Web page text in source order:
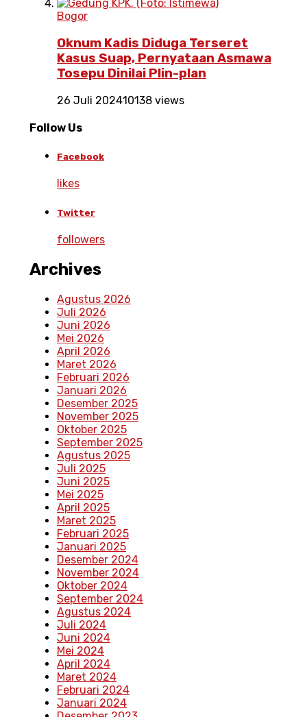
Bogor
Oknum Kadis Diduga Terseret
Kasus Suap, Pernyataan Asmawa
Tosepu Dinilai Plin-plan
26 Juli 202410138 views
Follow Us
Facebook
likes
Twitter
followers
Archives
Agustus 2026
Juli 2026
Juni 2026
Mei 2026
April 2026
Maret 2026
Februari 2026
Januari 2026
Desember 2025
November 2025
Oktober 2025
September 2025
Agustus 2025
Juli 2025
Juni 2025
Mei 2025
April 2025
Maret 2025
Februari 2025
Januari 2025
Desember 2024
November 2024
Oktober 2024
September 2024
Agustus 2024
Juli 2024
Juni 2024
Mei 2024
April 2024
Maret 2024
Februari 2024
Januari 2024